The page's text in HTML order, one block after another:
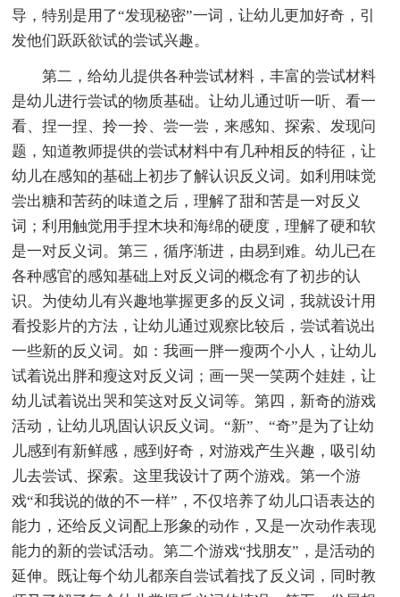
导，特别是用了“发现秘密”一词，让幼儿更加好奇，引
发他们跃跃欲试的尝试兴趣。
第二，给幼儿提供各种尝试材料，丰富的尝试材料
是幼儿进行尝试的物质基础。让幼儿通过听一听、看一
看、捏一捏、拎一拎、尝一尝，来感知、探索、发现问
题，知道教师提供的尝试材料中有几种相反的特征，让
幼儿在感知的基础上初步了解认识反义词。如利用味觉
尝出糖和苦药的味道之后，理解了甜和苦是一对反义
词；利用触觉用手捏木块和海绵的硬度，理解了硬和软
是一对反义词。第三，循序渐进，由易到难。幼儿已在
各种感官的感知基础上对反义词的概念有了初步的认
识。为使幼儿有兴趣地掌握更多的反义词，我就设计用
看投影片的方法，让幼儿通过观察比较后，尝试着说出
一些新的反义词。如：我画一胖一瘦两个小人，让幼儿
试着说出胖和瘦这对反义词；画一哭一笑两个娃娃，让
幼儿试着说出哭和笑这对反义词等。第四，新奇的游戏
活动，让幼儿巩固认识反义词。“新”、“奇”是为了让幼
儿感到有新鲜感，感到好奇，对游戏产生兴趣，吸引幼
儿去尝试、探索。这里我设计了两个游戏。第一个游
戏“和我说的做的不一样”，不仅培养了幼儿口语表达的
能力，还给反义词配上形象的动作，又是一次动作表现
能力的新的尝试活动。第二个游戏“找朋友”，是活动的
延伸。既让每个幼儿都亲自尝试着找了反义词，同时教